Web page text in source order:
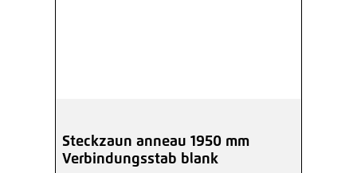
Steckzaun anneau 1950 mm
Verbindungsstab blank